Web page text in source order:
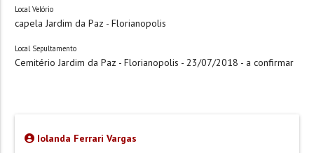
Local Velório
capela Jardim da Paz - Florianopolis
Local Sepultamento
Cemitério Jardim da Paz - Florianopolis - 23/07/2018 - a confirmar
Iolanda Ferrari Vargas